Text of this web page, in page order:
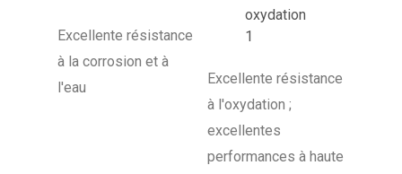
Excellente résistance
à la corrosion et à
l'eau
Excellente résistance
à l'oxydation ;
excellentes
performances à haute